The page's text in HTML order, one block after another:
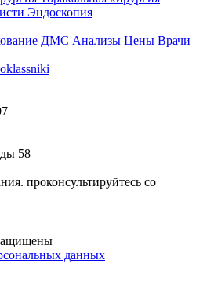
Эндоскопия
ДМС Анализы Цены Врачи
58
проконсультируйтесь со
данных